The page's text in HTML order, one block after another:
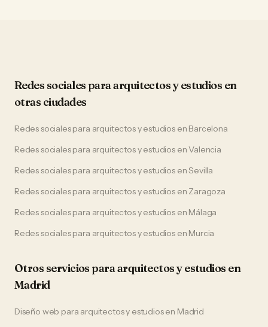
Redes sociales paraarquitectos y estudios en
otras ciudades
Redes socialespara arquitectos y estudiosen Barcelona
Redes socialespara arquitectos y estudiosenValencia
Redes socialespara arquitectos y estudiosenSevilla
Redes socialespara arquitectos y estudiosen Zaragoza
Redes socialespara arquitectos y estudiosen Málaga
Redes socialespara arquitectos y estudiosen Murcia
Otros servicios paraarquitectos y estudios en
Madrid
Diseño web para arquitectos y estudiosen Madrid